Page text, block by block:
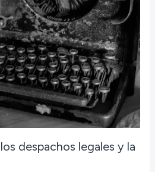
despachos legales y la